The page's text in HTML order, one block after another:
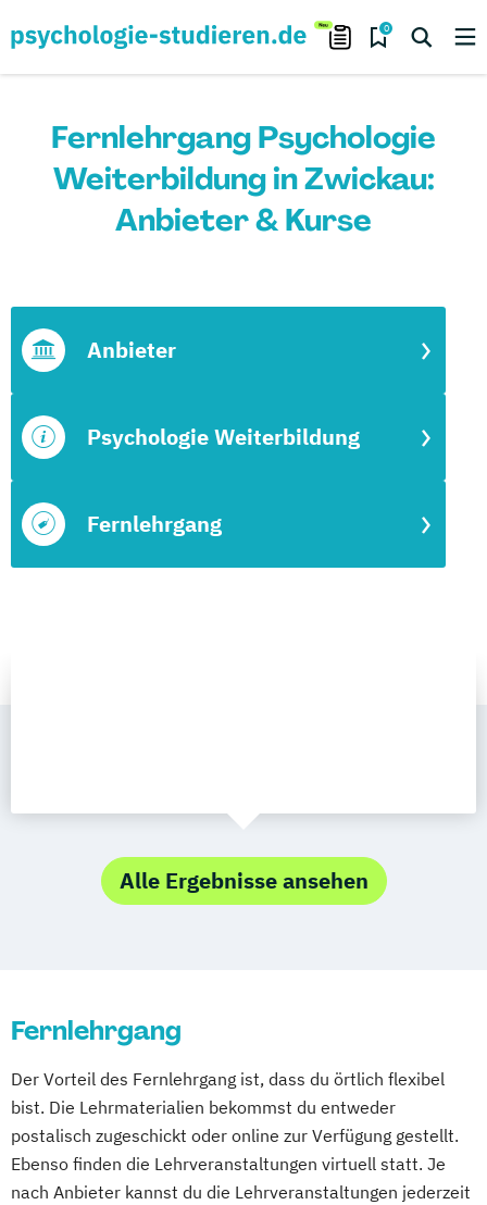
0
Fernlehrgang Psychologie
Weiterbildung in Zwickau:
Anbieter & Kurse
Fernlehrgang
Psychologie Weiterbildung
Anbieter
Alle Ergebnisse ansehen
Fernlehrgang
Der Vorteil des Fernlehrgang ist, dass du örtlich flexibel
bist. Die Lehrmaterialien bekommst du entweder
postalisch zugeschickt oder online zur Verfügung gestellt.
Ebenso finden die Lehrveranstaltungen virtuell statt. Je
nach Anbieter kannst du die Lehrveranstaltungen jederzeit